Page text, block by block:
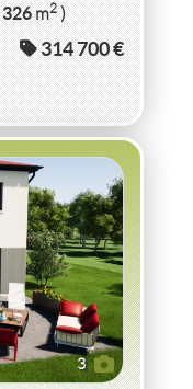
326m2)
314 700 €
3
m2)